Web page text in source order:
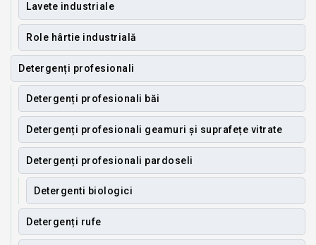
Lavete industriale
Role hârtie industrială
Detergenți profesionali
Detergenți profesionali băi
Detergenți profesionali geamuri și suprafețe vitrate
Detergenți profesionali pardoseli
Detergenti biologici
Detergenți rufe